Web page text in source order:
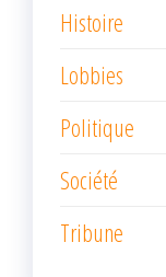
Histoire
Lobbies
Politique
Société
Tribune